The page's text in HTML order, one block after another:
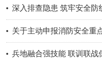
深入排查隐患 筑牢安全防
关于主动申报消防安全重点单位及火
兵地融合强技能 联训联战保平安——塔城市应急管